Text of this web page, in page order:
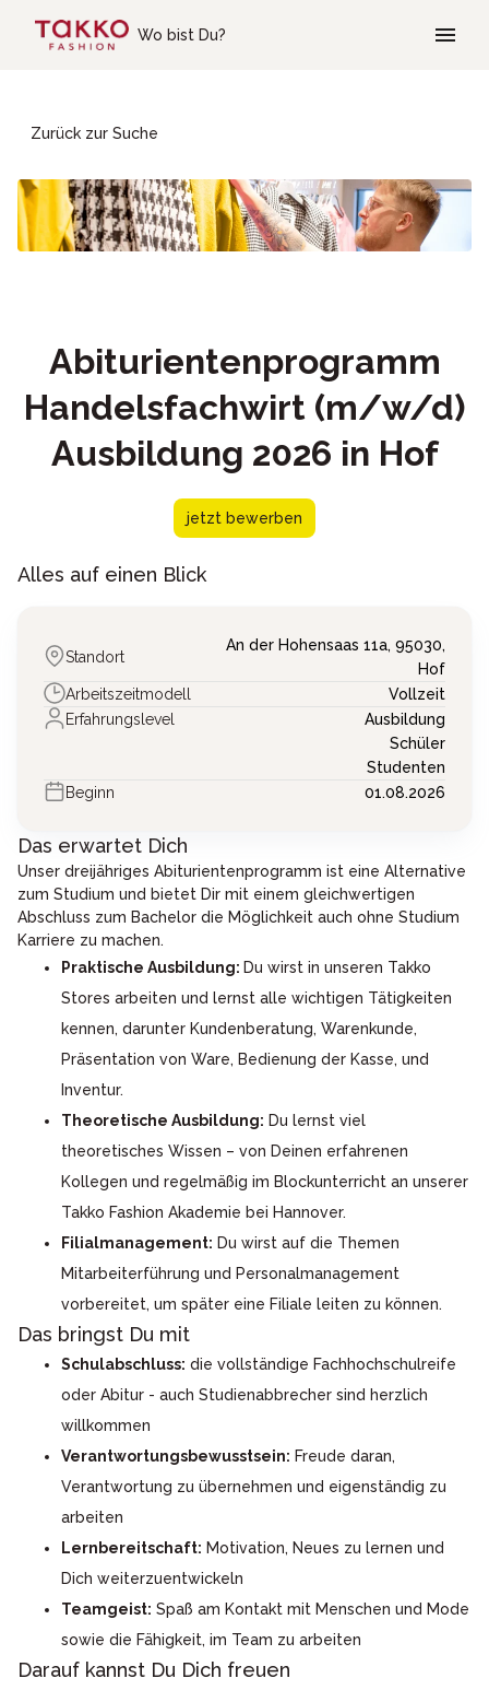
Wo bist Du?
Zurück zur Suche
Abiturientenprogramm
Handelsfachwirt (m/w/d)
Ausbildung 2026 in Hof
jetzt bewerben
Alles auf einen Blick
Standort
An der Hohensaas 11a, 95030,
Hof
Arbeitszeitmodell
Vollzeit
Erfahrungslevel
Ausbildung
Schüler
Studenten
Beginn
01.08.2026
Das erwartet Dich
Unser dreijähriges Abiturientenprogramm ist eine Alternative
zum Studium und bietet Dir mit einem gleichwertigen
Abschluss zum Bachelor die Möglichkeit auch ohne Studium
Karriere zu machen.
Praktische Ausbildung: Du wirst in unseren Takko
Stores arbeiten und lernst alle wichtigen Tätigkeiten
kennen, darunter Kundenberatung, Warenkunde,
Präsentation von Ware, Bedienung der Kasse, und
Inventur.
Theoretische Ausbildung: Du lernst viel
theoretisches Wissen – von Deinen erfahrenen
Kollegen und regelmäßig im Blockunterricht an unserer
Takko Fashion Akademie bei Hannover.
Filialmanagement: Du wirst auf die Themen
Mitarbeiterführung und Personalmanagement
vorbereitet, um später eine Filiale leiten zu können.
Das bringst Du mit
Schulabschluss: die vollständige Fachhochschulreife
oder Abitur - auch Studienabbrecher sind herzlich
willkommen
Verantwortungsbewusstsein: Freude daran,
Verantwortung zu übernehmen und eigenständig zu
arbeiten
Lernbereitschaft: Motivation, Neues zu lernen und
Dich weiterzuentwickeln
Teamgeist: Spaß am Kontakt mit Menschen und Mode
sowie die Fähigkeit, im Team zu arbeiten
Darauf kannst Du Dich freuen